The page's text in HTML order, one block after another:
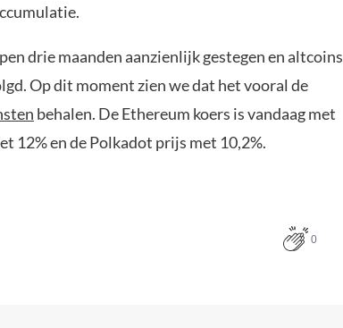
drie maanden aanzienlijk gestegen en altcoins
Op dit moment zien we dat het vooral de
behalen. De Ethereum koers is vandaag met
12% en de Polkadot prijs met 10,2%.
0